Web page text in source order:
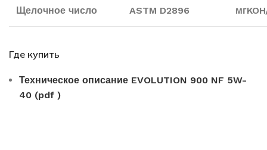
Щелочное число ASTM D2896
Где купить
Техническое описание EVOLUTION 900 NF 5W-
40 (pdf )